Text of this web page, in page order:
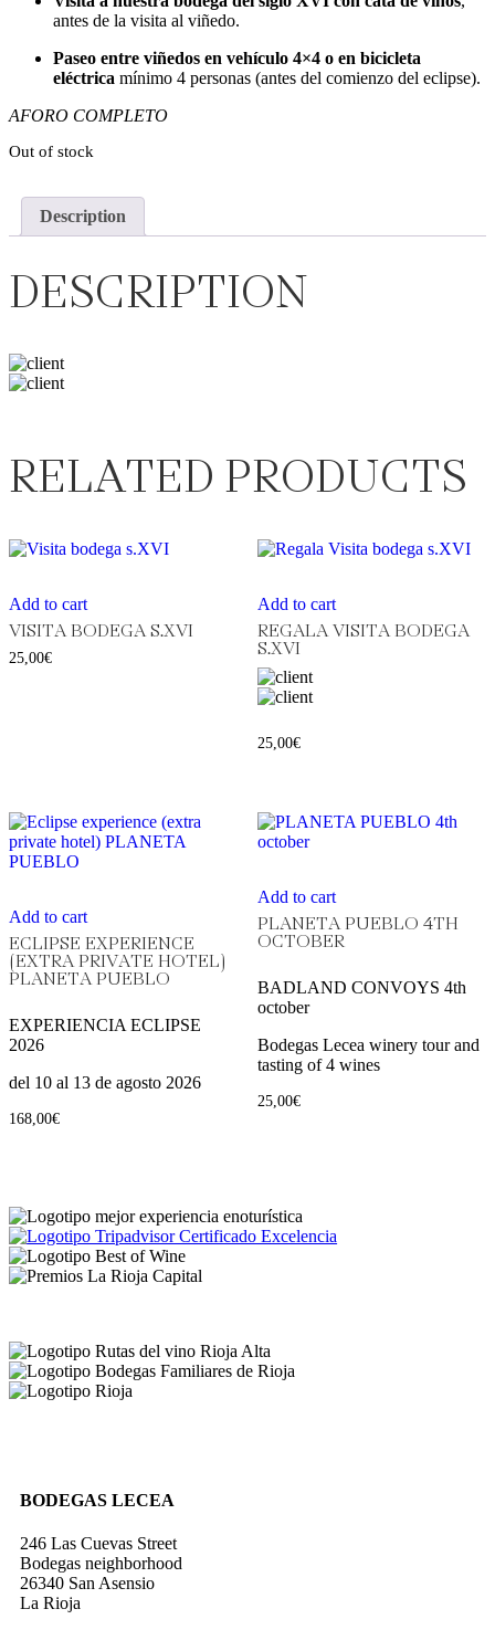
antes de la visita al viñedo.
Paseo entre viñedos en vehículo 4×4 o en bicicleta
eléctrica mínimo 4 personas (antes del comienzo del eclipse).
AFORO COMPLETO
Out of stock
Description
DESCRIPTION
RELATED PRODUCTS
Add to cart
VISITA BODEGA S.XVI
25,00€
Add to cart
REGALA VISITA BODEGA
S.XVI
25,00€
Add to cart
ECLIPSE EXPERIENCE
(EXTRA PRIVATE HOTEL)
PLANETA PUEBLO
EXPERIENCIA ECLIPSE
2026
del 10 al 13 de agosto 2026
168,00€
Add to cart
PLANETA PUEBLO 4TH
OCTOBER
BADLAND CONVOYS 4th
october
Bodegas Lecea winery tour and
tasting of 4 wines
25,00€
BODEGAS LECEA
246 Las Cuevas Street
Bodegas neighborhood
26340 San Asensio
La Rioja